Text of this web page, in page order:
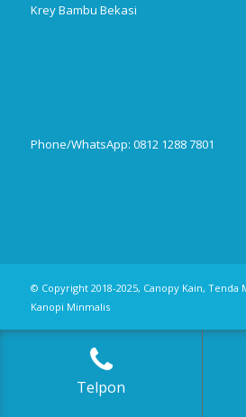
Krey Bambu Bekasi
Phone/WhatsApp: 0812 1288 7801
© Copyright 2018-2025, Canopy Kain, Tenda
Kanopi Minmalis
Telpon